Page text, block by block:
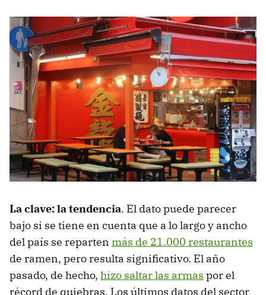
La clave: la tendencia. El dato puede parecer
bajo si se tiene en cuenta que a lo largo y ancho
del país se reparten más de 21.000 restaurantes
de ramen, pero resulta significativo. El año
pasado, de hecho, hizo saltar las armas por el
récord de quiebras. Los últimos datos del sector